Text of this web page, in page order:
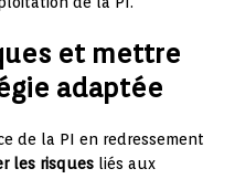
et mettre
adaptée
de la PI en redressement
les risques liés aux